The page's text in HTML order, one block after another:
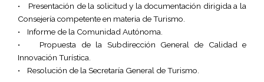
• Presentación de la solicitud y la documentación dirigida a la
Consejería competente en materia de Turismo.
• Informe de la Comunidad Autónoma.
• Propuesta de la Subdirección General de Calidad e
Innovación Turística.
• Resolución de la Secretaría General de Turismo.